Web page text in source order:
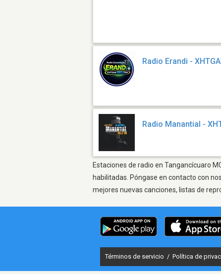
Radio Erandi -
Radio Manantial -
Estaciones de radio en Tangancícuaro
habilitadas. Póngase en contacto con
mejores nuevas canciones, listas de
Términos de servicio / Política de